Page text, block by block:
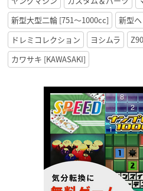
新型大型二輪 [751〜1000cc]
新型
ドレミコレクション
ヨシムラ
カワサキ [KAWASAKI]